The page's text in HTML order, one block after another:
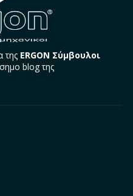
της ERGON Σύμβουλοι
blog της